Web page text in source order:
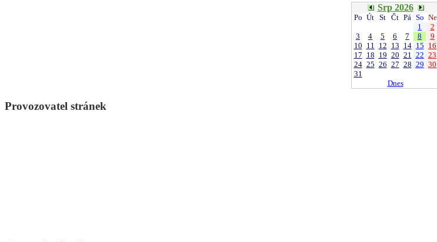
Srp 2026
Po Út St Čt Pá So Ne
1
2
3
4 5 6 7 8
9
10 11 12 13 14 15 16
17 18 19 20 21 22 23
24 25 26 27 28 29 30
31
Dnes
Provozovatel stránek